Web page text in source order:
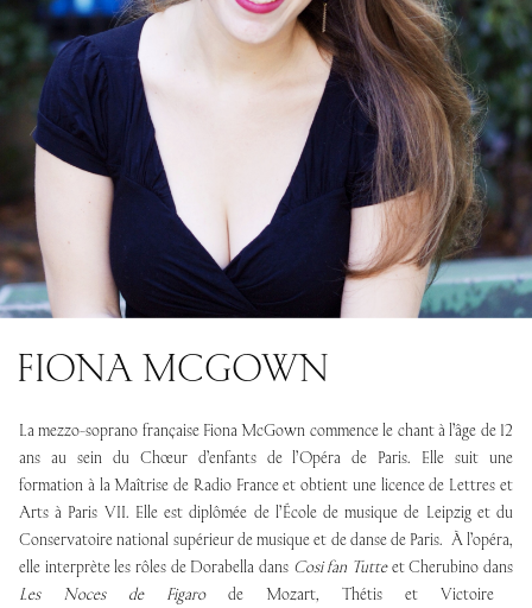
FIONA MCGOWN
La mezzo-soprano française Fiona McGown commence le chant à l’âge de 12
ans au sein du Chœur d’enfants de l’Opéra de Paris. Elle suit une
formation à la Maîtrise de Radio France et obtient une licence de Lettres et
Arts à Paris VII. Elle est diplômée de l’École de musique de Leipzig et du
Conservatoire national supérieur de musique et de danse de Paris. À l’opéra,
elle interprète les rôles de Dorabella dans Cosi fan Tutteet Cherubino dans
Les Noces de Figaro de Mozart, Thétis et Victoire